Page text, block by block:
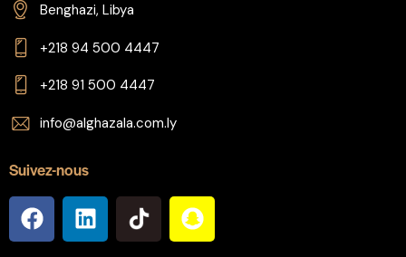
Benghazi, Libya
+218 94 500 4447
+218 91 500 4447
info@alghazala.com.ly
Suivez-nous